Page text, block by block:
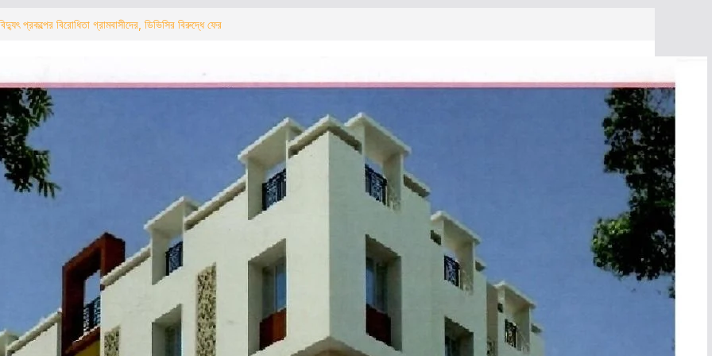
প্রকল্পের বিরোধিতা গ্রামবাসীদের, ডিভিসির বিরুদ্ধে ফের
परियोजना का ग्रामीणों ने किया विरोध, डीवीसी के
का आह्वान
ক্লাবের কালিপুজোর প্রস্তুতি শুরু খুঁটি পুজোর মাধ্যমে
টোটো ও অটো চালকদের নিয়ে সচেতনতা কর্মসূচি